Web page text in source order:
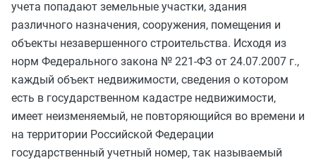
учета попадают земельные участки, здания
различного назначения, сооружения, помещения и
объекты незавершенного строительства. Исходя из
норм Федерального закона № 221-ФЗ от 24.07.2007 г.,
каждый объект недвижимости, сведения о котором
есть в государственном кадастре недвижимости,
имеет неизменяемый, не повторяющийся во времени и
на территории Российской Федерации
государственный учетный номер, так называемый